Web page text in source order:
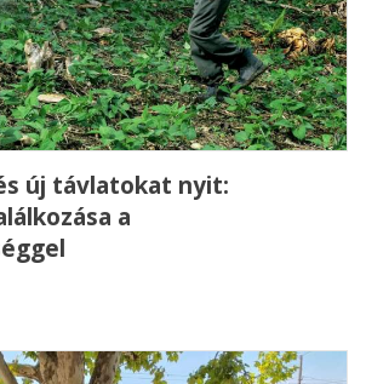
új távlatokat nyit:
a